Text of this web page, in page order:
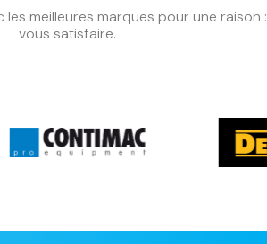
les meilleures marques pour une raison :
vous satisfaire.